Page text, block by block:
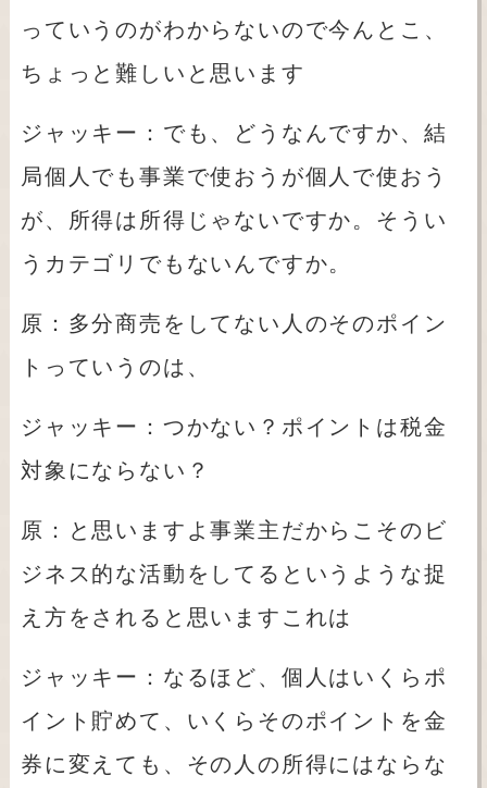
っていうのがわからないので今んとこ、
ちょっと難しいと思います
ジャッキー：でも、どうなんですか、結
局個人でも事業で使おうが個人で使おう
が、所得は所得じゃないですか。そうい
うカテゴリでもないんですか。
原：多分商売をしてない人のそのポイン
トっていうのは、
ジャッキー：つかない？ポイントは税金
対象にならない？
原：と思いますよ事業主だからこそのビ
ジネス的な活動をしてるというような捉
え方をされると思いますこれは
ジャッキー：なるほど、個人はいくらポ
イント貯めて、いくらそのポイントを金
券に変えても、その人の所得にはならな